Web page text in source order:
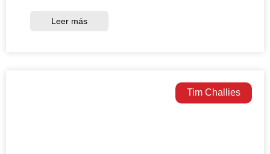
Leer más
Tim Challies